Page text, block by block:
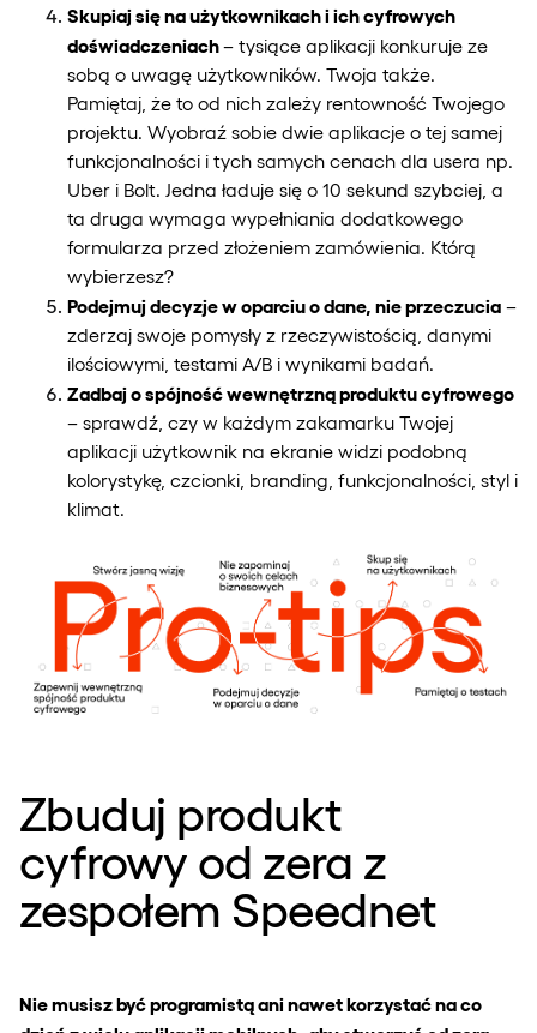
Skupiaj się na użytkownikach i ich cyfrowych
doświadczeniach– tysiące aplikacji konkuruje ze
sobą o uwagę użytkowników. Twoja także.
Pamiętaj, że to od nich zależy rentowność Twojego
projektu. Wyobraź sobie dwie aplikacje o tej samej
funkcjonalności i tych samych cenach dla usera np.
Uber i Bolt. Jedna ładuje się o 10 sekund szybciej, a
ta druga wymaga wypełniania dodatkowego
formularza przed złożeniem zamówienia. Którą
wybierzesz?
Podejmuj decyzje w oparciu o dane, nie przeczucia –
zderzaj swoje pomysły z rzeczywistością, danymi
ilościowymi, testami A/B i wynikami badań.
Zadbaj o spójność wewnętrzną produktu cyfrowego
– sprawdź, czy w każdym zakamarku Twojej
aplikacji użytkownik na ekranie widzi podobną
kolorystykę, czcionki, branding, funkcjonalności, styl i
klimat.
Zbuduj produkt
cyfrowy od zera z
zespołem Speednet
Nie musisz być programistą ani nawet korzystać na co